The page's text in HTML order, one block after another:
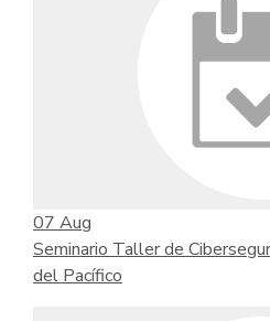
07 Aug
Seminario Taller de
del Pacífico